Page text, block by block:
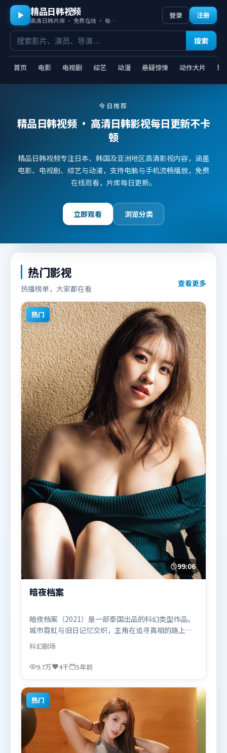
精品日韩视频
高清日韩片库 · 免费在线 · 每日更新
首页 电影 电视剧 综艺 动漫 悬疑惊悚 动作大片 爱
搜索
登录 注册
今日推荐
精品日韩视频· 高清日韩影视每日更新不卡
顿
精品日韩视频专注日本、韩国及亚洲地区高清影视内容，涵盖
电影、电视剧、综艺与动漫，支持电脑与手机流畅播放，免费
在线观看，片库每日更新。
立即观看 浏览分类
热门影视
热播榜单，大家都在看
查看更多
热门
99:06
暗夜档案
暗夜档案（2021）是一部泰国出品的科幻类型作品。
城市霓虹与旧日记忆交织，主角在追寻真相的路上不
断付出代价。群像刻画各有弧光，配角亦承担叙事推
进功能。由郭帆执导，黄政民、胡歌、汤唯，木村拓
哉、易烊千玺等联袂出演。影片于2021年1月17日
观众观看。
科幻剧场
9.7万 4千 5年前
热门